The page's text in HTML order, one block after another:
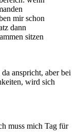
mir schon
dann
sitzen
anspricht, aber bei
wird sich
muss mich Tag für